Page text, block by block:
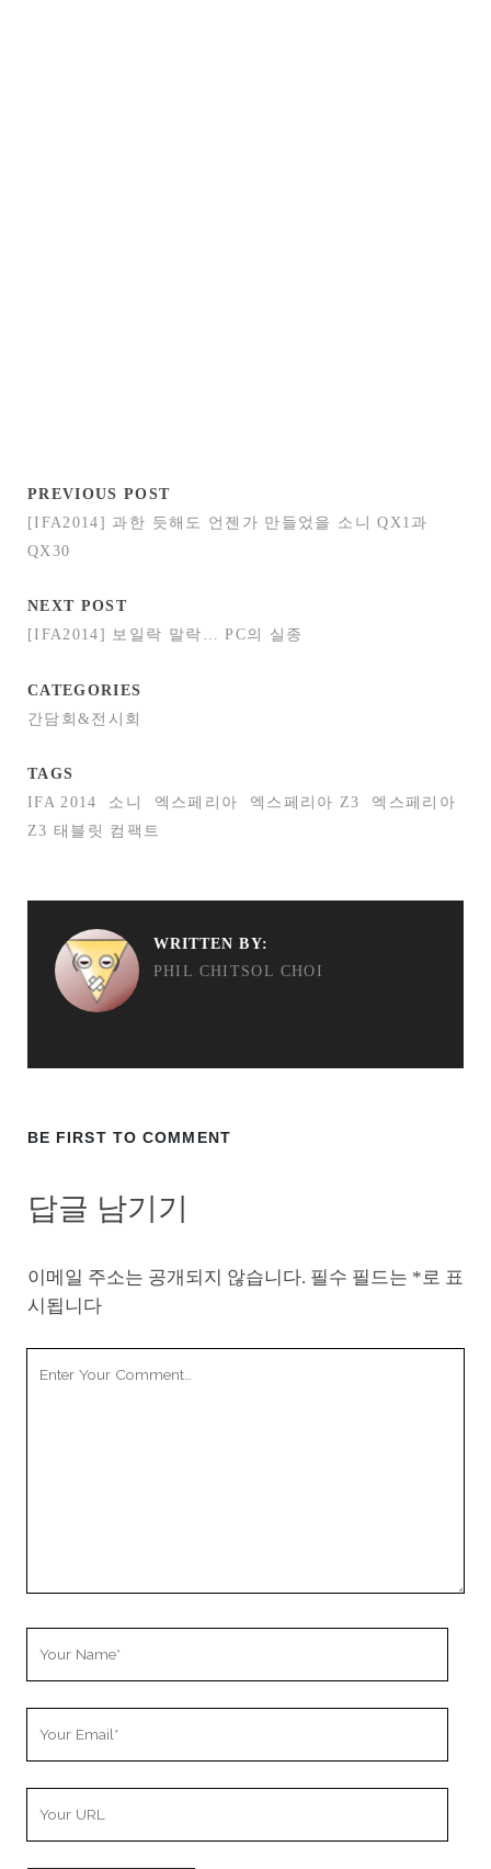
PREVIOUS POST
[IFA2014] 과한 듯해도 언젠가 만들었을 소니 QX1과
QX30
NEXT POST
[IFA2014] 보일락 말락… PC의 실종
CATEGORIES
간담회&전시회
TAGS
IFA 2014
소니 엑스페리아 엑스페리아 Z3
엑스페리아
Z3 태블릿 컴팩트
WRITTEN BY:
PHIL CHITSOL CHOI
BE FIRST TO COMMENT
답글 남기기
이메일 주소는 공개되지 않습니다. 필수 필드는 *로 표
시됩니다